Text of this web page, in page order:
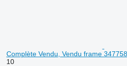
Complète Vendu, Vendu frame
10